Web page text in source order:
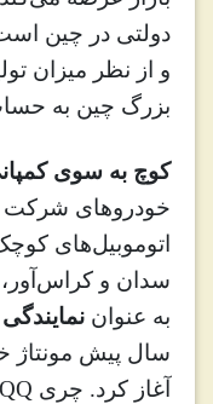
و از نظر میزان
بزرگ چین به
کوچ به سوی
خودروهای شرکت‌
اتوموبیل‌های
سدان و
به عنوان
سال پیش مونتاژ
آغاز کرد. چری QQ